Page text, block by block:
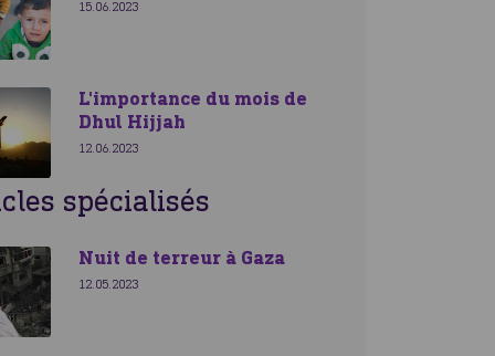
15.06.2023
L'importance du mois de
Dhul Hijjah
12.06.2023
spécialisés
Nuit de terreur à Gaza
12.05.2023